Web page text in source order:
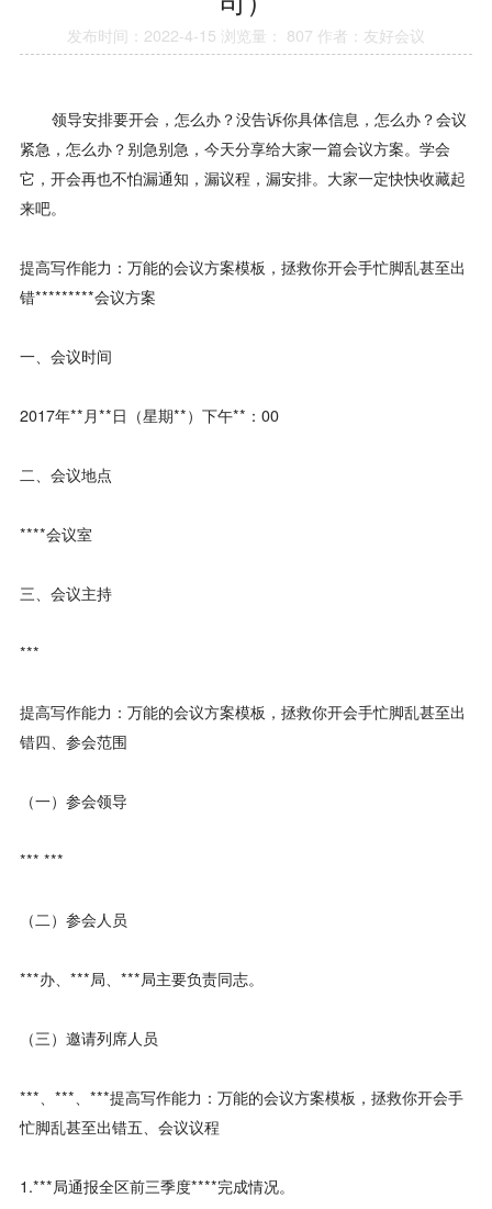
发布时间：2022-4-15 浏览量： 807 作者：友好会议
领导安排要开会，怎么办？没告诉你具体信息，怎么办？会议
紧急，怎么办？别急别急，今天分享给大家一篇会议方案。学会
它，开会再也不怕漏通知，漏议程，漏安排。大家一定快快收藏起
来吧。
提高写作能力：万能的会议方案模板，拯救你开会手忙脚乱甚至出
错*********会议方案
一、会议时间
2017年**月**日（星期**）下午**：00
二、会议地点
****会议室
三、会议主持
***
提高写作能力：万能的会议方案模板，拯救你开会手忙脚乱甚至出
错四、参会范围
（一）参会领导
*** ***
（二）参会人员
***办、***局、***局主要负责同志。
（三）邀请列席人员
***、***、***提高写作能力：万能的会议方案模板，拯救你开会手
忙脚乱甚至出错五、会议议程
1.***局通报全区前三季度****完成情况。